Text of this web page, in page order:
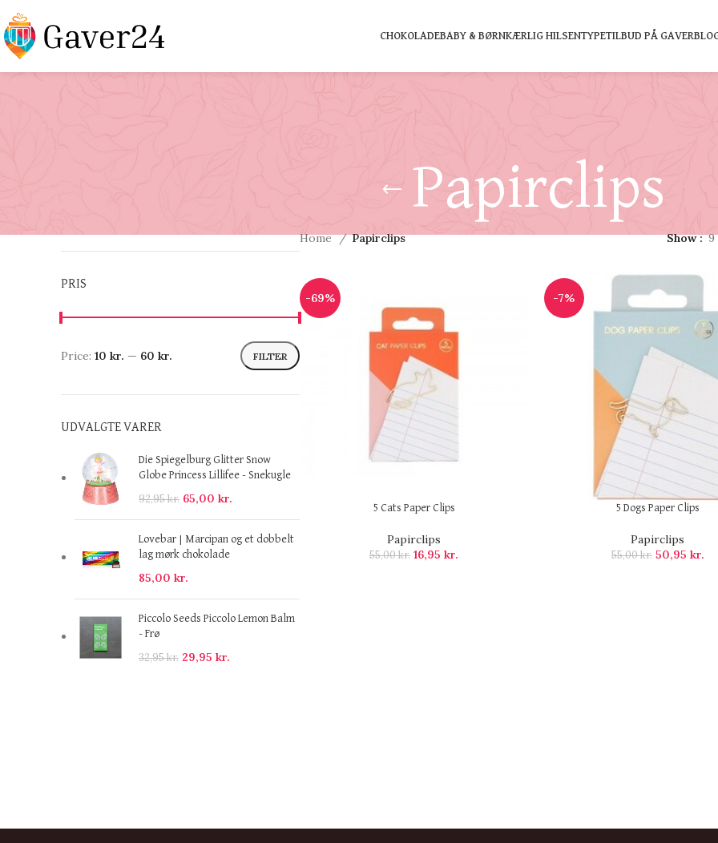
CHOKOLADEBABY & BØRNKÆRLIG HILSENTYPETILBUD PÅ GAVER
Papirclips
PRIS
FILTER
Price: 10 kr. — 60 kr.
UDVALGTE VARER
Die Spiegelburg Glitter Snow
Globe Princess Lillifee - Snekugle
92,95kr. 65,00 kr.
Lovebar | Marcipan og et dobbelt
lag mørk chokolade
85,00 kr.
Piccolo Seeds Piccolo Lemon Balm
- Frø
32,95kr. 29,95 kr.
Home Papirclips Show 9
-69%
5 Cats Paper Clips
Papirclips
55,00kr. 16,95 kr.
-7%
5 Dogs Paper Clips
Papirclips
55,00kr. 50,95 kr.